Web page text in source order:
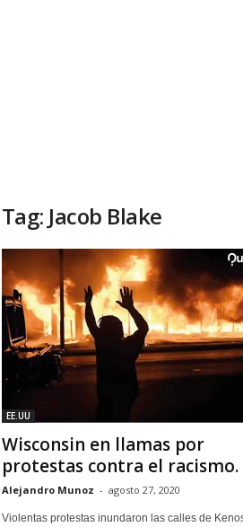
Tag: Jacob Blake
EE.UU
Wisconsin en llamas por
protestas contra el racismo.
Alejandro Munoz - agosto 27, 2020
Violentas protestas inundaron las calles de